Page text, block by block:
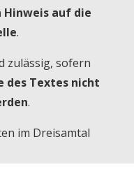
auf die
.
zulässig, sofern
des Textes nicht
.
im Dreisamtal